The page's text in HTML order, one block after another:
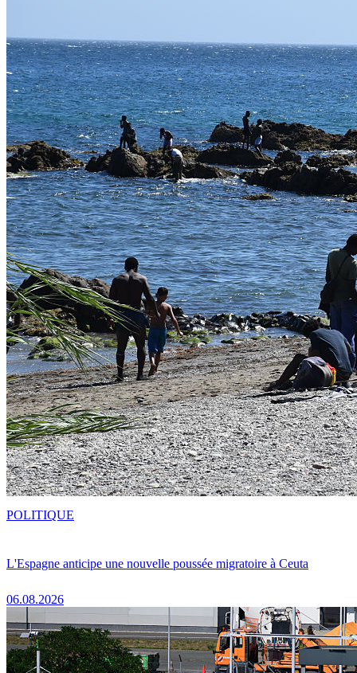
L'Espagne anticipe une nouvelle poussée migratoire à Ceuta
06.08.2026
POLITIQUE